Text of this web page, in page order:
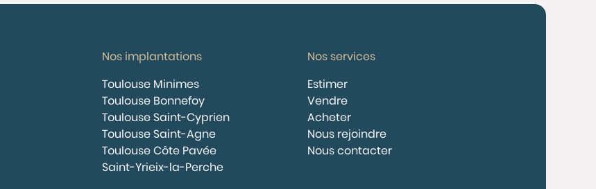
Nos implantations
Toulouse Minimes
Toulouse Bonnefoy
Toulouse Saint-Cyprien
Toulouse Saint-Agne
Toulouse Côte Pavée
Saint-Yrieix-la-Perche
Nos services
Estimer
Vendre
Acheter
Nous rejoindre
Nous contacter